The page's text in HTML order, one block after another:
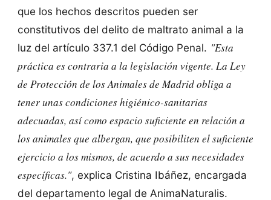
que los hechos descritos pueden ser
constitutivos del delito de maltrato animal a la
luz del artículo 337.1 del Código Penal. "Esta
práctica es contraria a la legislación vigente. La Ley
de Protección de los Animales de Madrid obliga a
tener unas condiciones higiénico-sanitarias
adecuadas, así como espacio suficiente en relación a
los animales que albergan, que posibiliten el suficiente
ejercicio a los mismos, de acuerdo a sus necesidades
específicas.", explica Cristina Ibáñez, encargada
del departamento legal de AnimaNaturalis.